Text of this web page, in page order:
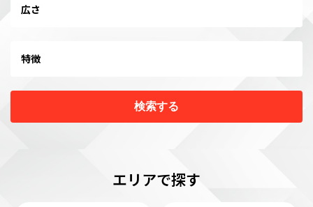
広さ
特徴
検索する
エリアで探す